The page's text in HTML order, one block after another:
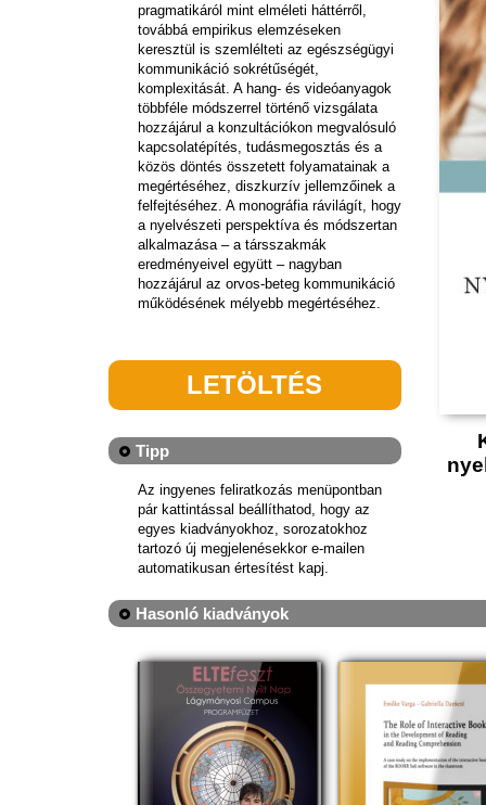
pragmatikáról mint elméleti háttérről,
továbbá empirikus elemzéseken
keresztül is szemlélteti az egészségügyi
kommunikáció sokrétűségét,
komplexitását. A hang- és videóanyagok
többféle módszerrel történő vizsgálata
hozzájárul a konzultációkon megvalósuló
kapcsolatépítés, tudásmegosztás és a
közös döntés összetett folyamatainak a
megértéséhez, diszkurzív jellemzőinek a
felfejtéséhez. A monográfia rávilágít, hogy
a nyelvészeti perspektíva és módszertan
alkalmazása – a társszakmák
eredményeivel együtt – nagyban
hozzájárul az orvos-beteg kommunikáció
működésének mélyebb megértéséhez.
LETÖLTÉS
Tipp
Az ingyenes feliratkozás menüpontban
pár kattintással beállíthatod, hogy az
egyes kiadványokhoz, sorozatokhoz
tartozó új megjelenésekkor e-mailen
automatikusan értesítést kapj.
Hasonló kiadványok